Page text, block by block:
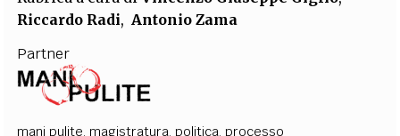
Riccardo Radi, Antonio Zama
Partner
mani pulite, magistratura, politica, processo